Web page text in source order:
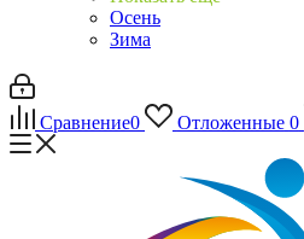
Осень
Зима
Сравнение0 Отложенные 0